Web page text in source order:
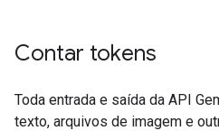
Contar tokens
Toda entrada e saída da API
texto, arquivos de imagem e